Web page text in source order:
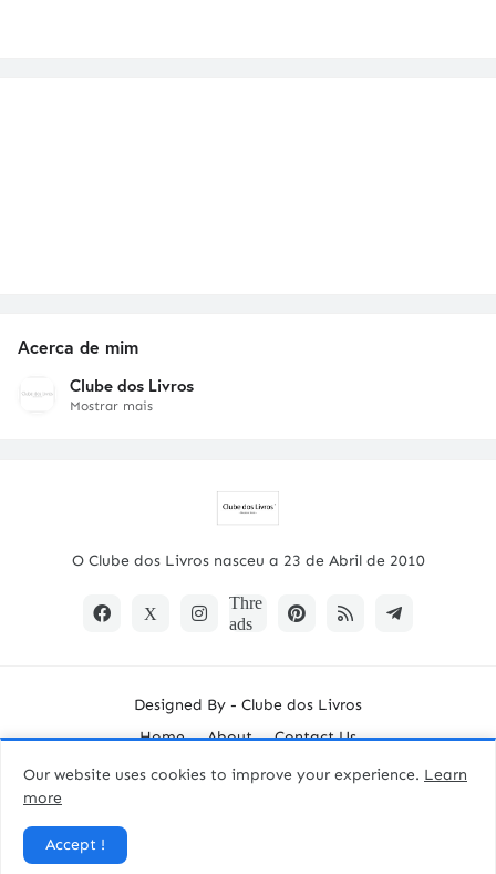
Acerca de mim
Clube dos Livros
Mostrar mais
O Clube dos Livros nasceu a 23 de Abril de 2010
Designed By - Clube dos Livros
Home
About
Contact Us
Our website uses cookies to improve your experience. Learn
more
Accept !